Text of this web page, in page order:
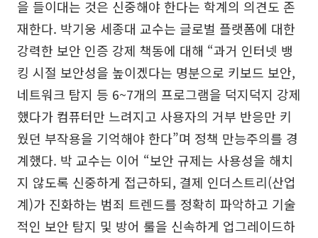
을 들이대는 것은 신중해야 한다는 학계의 의견도 존
재한다. 박기웅 세종대 교수는 글로벌 플랫폼에 대한
강력한 보안 인증 강제 책동에 대해 “과거 인터넷 뱅
킹 시절 보안성을 높이겠다는 명분으로 키보드 보안,
네트워크 탐지 등 6~7개의 프로그램을 덕지덕지 강제
했다가 컴퓨터만 느려지고 사용자의 거부 반응만 키
웠던 부작용을 기억해야 한다”며 정책 만능주의를 경
계했다. 박 교수는 이어 “보안 규제는 사용성을 해치
지 않도록 신중하게 접근하되, 결제 인더스트리(산업
계)가 진화하는 범죄 트렌드를 정확히 파악하고 기술
적인 보안 탐지 및 방어 룰을 신속하게 업그레이드하